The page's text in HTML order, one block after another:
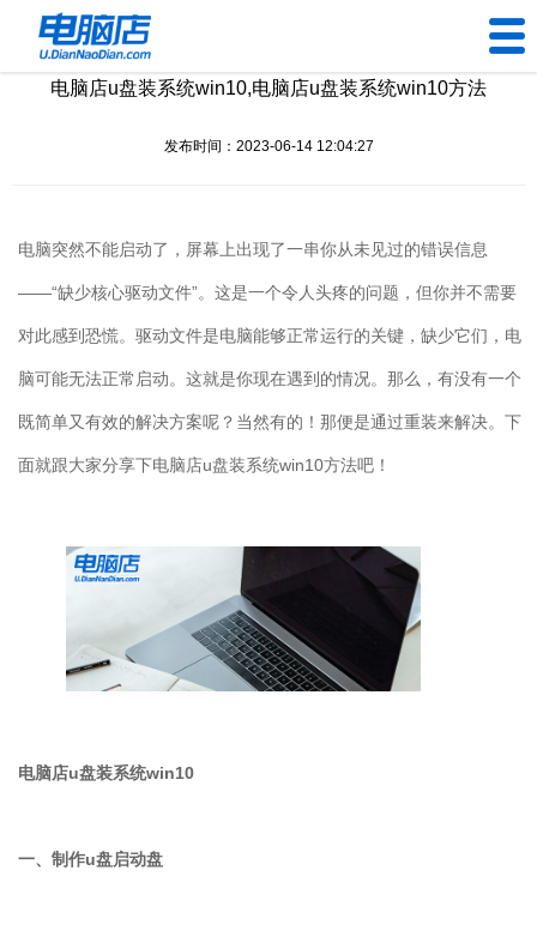
U盘工具
装机问题
电脑问题
电脑店u盘装系统win10,电脑店u盘装系统win10方法
发布时间：2023-06-14 12:04:27
电脑突然不能启动了，屏幕上出现了一串你从未见过的错误信息
——“缺少核心驱动文件”。这是一个令人头疼的问题，但你并不需要
对此感到恐慌。驱动文件是电脑能够正常运行的关键，缺少它们，电
脑可能无法正常启动。这就是你现在遇到的情况。那么，有没有一个
既简单又有效的解决方案呢？当然有的！那便是通过重装来解决。下
面就跟大家分享下电脑店u盘装系统win10方法吧！
电脑店u盘装系统win10
一、制作u盘启动盘